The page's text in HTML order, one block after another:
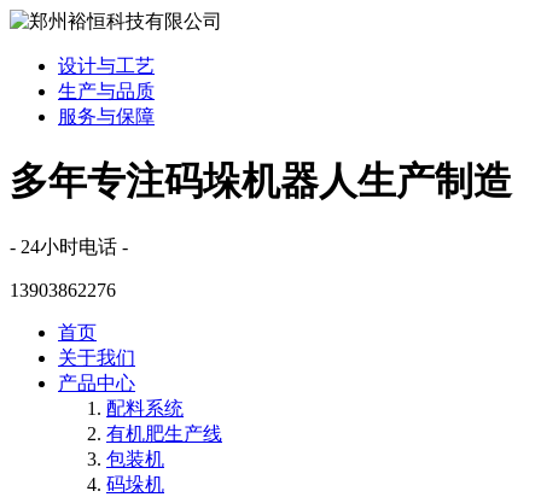
设计与工艺
生产与品质
服务与保障
多年专注码垛机器人生产制造
- 24小时电话 -
13903862276
首页
关于我们
产品中心
配料系统
有机肥生产线
包装机
码垛机